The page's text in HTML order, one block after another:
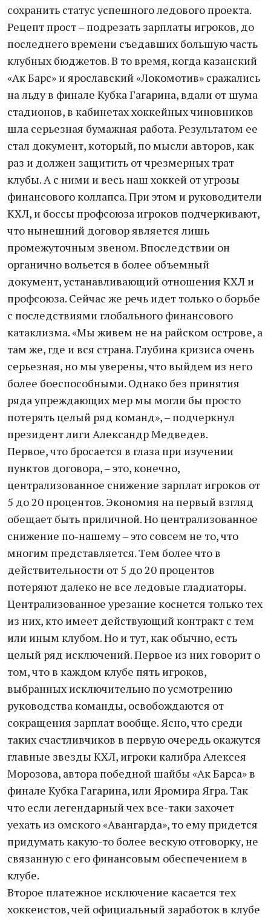
сохранить статус успешного ледового проекта.
Рецепт прост – подрезать зарплаты игроков, до
последнего времени съедавших большую часть
клубных бюджетов. В то время, когда казанский
«Ак Барс» и ярославский «Локомотив» сражались
на льду в финале Кубка Гагарина, вдали от шума
стадионов, в кабинетах хоккейных чиновников
шла серьезная бумажная работа. Результатом ее
стал документ, который, по мысли авторов, как
раз и должен защитить от чрезмерных трат
клубы. А с ними и весь наш хоккей от угрозы
финансового коллапса. При этом и руководители
КХЛ, и боссы профсоюза игроков подчеркивают,
что нынешний договор является лишь
промежуточным звеном. Впоследствии он
органично вольется в более объемный
документ, устанавливающий отношения КХЛ и
профсоюза. Сейчас же речь идет только о борьбе
с последствиями глобального финансового
катаклизма. «Мы живем не на райском острове, а
там же, где и вся страна. Глубина кризиса очень
серьезная, но мы уверены, что выйдем из него
более боеспособными. Однако без принятия
ряда упреждающих мер мы могли бы просто
потерять целый ряд команд», – подчеркнул
президент лиги Александр Медведев.
Первое, что бросается в глаза при изучении
пунктов договора, – это, конечно,
централизованное снижение зарплат игроков от
5 до 20 процентов. Экономия на первый взгляд
обещает быть приличной. Но централизованное
снижение по-нашему – это совсем не то, что
многим представляется. Тем более что в
действительности от 5 до 20 процентов
потеряют далеко не все ледовые гладиаторы.
Централизованное урезание коснется только тех
из них, кто имеет действующий контракт с тем
или иным клубом. Но и тут, как обычно, есть
целый ряд исключений. Первое из них говорит о
том, что в каждом клубе пять игроков,
выбранных исключительно по усмотрению
руководства команды, освобождаются от
сокращения зарплат вообще. Ясно, что среди
таких счастливчиков в первую очередь окажутся
главные звезды КХЛ, игроки калибра Алексея
Морозова, автора победной шайбы «Ак Барса» в
финале Кубка Гагарина, или Яромира Ягра. Так
что если легендарный чех все-таки захочет
уехать из омского «Авангарда», то ему придется
придумать какую-то более вескую отговорку, не
связанную с его финансовым обеспечением в
клубе.
Второе платежное исключение касается тех
хоккеистов, чей официальный заработок в клубе